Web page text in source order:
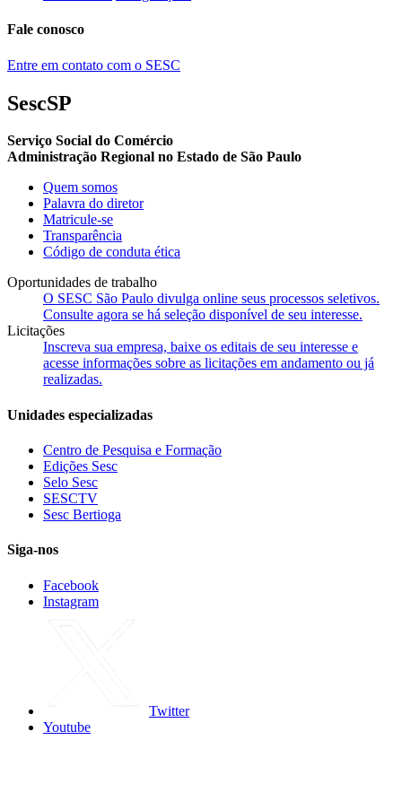
Fale conosco
Entre em contato com o SESC
SescSP
Serviço Social do Comércio
Administração Regional no Estado de São Paulo
Quem somos
Palavra do diretor
Matricule-se
Transparência
Código de conduta ética
Oportunidades de trabalho
O SESC São Paulo divulga online seus processos seletivos.
Consulte agora se há seleção disponível de seu interesse.
Licitações
Inscreva sua empresa, baixe os editais de seu interesse e
acesse informações sobre as licitações em andamento ou já
realizadas.
Unidades especializadas
Centro de Pesquisa e Formação
Edições Sesc
Selo Sesc
SESCTV
Sesc Bertioga
Siga-nos
Facebook
Instagram
Twitter
Youtube